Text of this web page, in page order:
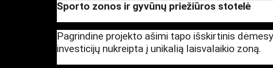
Sporto zonos ir gyvūnų priežiūros stotelė
Pagrindine projekto ašimi tapo išskirtinis
investicijų nukreipta į unikalią laisvalaikio zoną.